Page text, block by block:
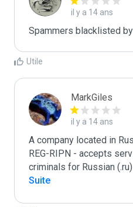
il y a 14 ans
Spammers blacklisted
Utile
MarkGiles
il y a 14 ans
A company located in
REG-RIPN - accepts
criminals for Russian
Suite